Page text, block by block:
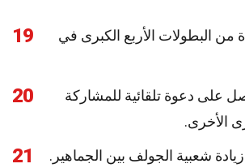
19
من البطولات الأربع الكبرى في
20
على دعوة تلقائية للمشاركة
الأخرى.
21 شعبية الجولف بين الجماهير.